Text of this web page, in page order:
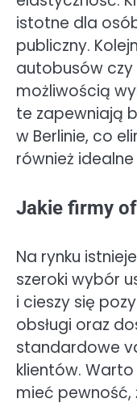
istotne dla
publiczny.
autobusów
możliwością
te zapewniają
w Berlinie, co
również
Jakie firmy
Na rynku
szeroki wybór
i cieszy się
obsługi oraz
standardowe
klientów.
mieć pewność,